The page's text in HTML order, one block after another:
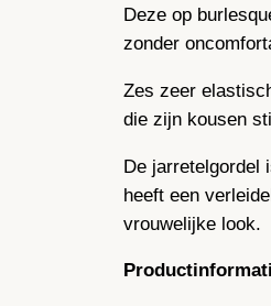
Deze op
zonder
Zes zeer
die zijn kousen
De jarretelgordel
heeft een
vrouwelijke look.